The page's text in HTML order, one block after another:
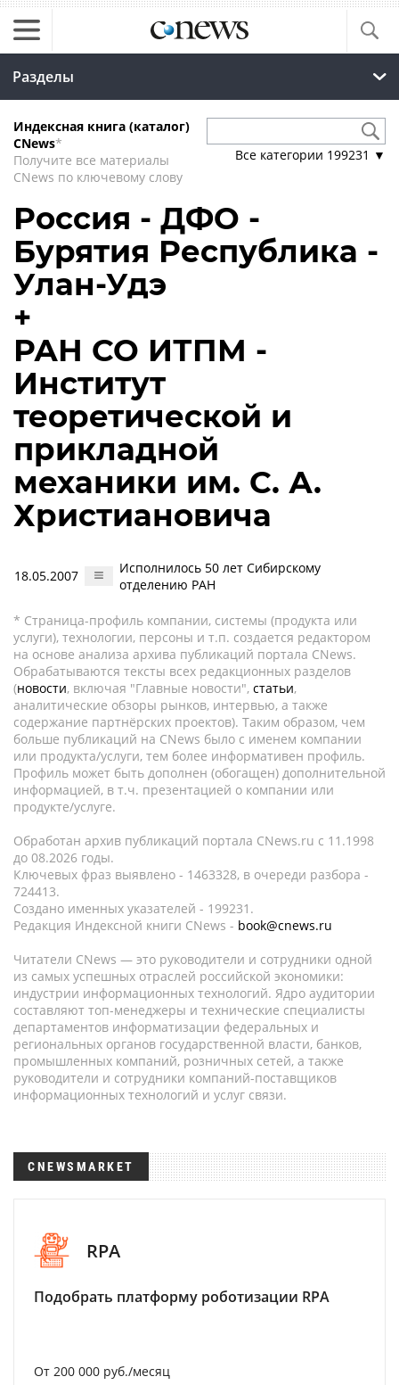
Разделы
Индексная книга (каталог)
CNews*
Получите все материалы
CNews по ключевому слову
Все категории 199231 ▼
Россия - ДФО -
Бурятия Республика -
Улан-Удэ
+
РАН СО ИТПМ -
Институт
теоретической и
прикладной
механики им. С. А.
Христиановича
18.05.2007
Исполнилось 50 лет Сибирскому
отделению РАН
* Страница-профиль компании, системы (продукта или
услуги), технологии, персоны и т.п. создается редактором
на основе анализа архива публикаций портала CNews.
Обрабатываются тексты всех редакционных разделов
(новости, включая "Главные новости", статьи,
аналитические обзоры рынков, интервью, а также
содержание партнёрских проектов). Таким образом, чем
больше публикаций на CNews было с именем компании
или продукта/услуги, тем более информативен профиль.
Профиль может быть дополнен (обогащен) дополнительной
информацией, в т.ч. презентацией о компании или
продукте/услуге.
Обработан архив публикаций портала CNews.ru c 11.1998
до 08.2026 годы.
Ключевых фраз выявлено - 1463328, в очереди разбора -
724413.
Создано именных указателей - 199231.
Редакция Индексной книги CNews - book@cnews.ru
Читатели CNews — это руководители и сотрудники одной
из самых успешных отраслей российской экономики:
индустрии информационных технологий. Ядро аудитории
составляют топ-менеджеры и технические специалисты
департаментов информатизации федеральных и
региональных органов государственной власти, банков,
промышленных компаний, розничных сетей, а также
руководители и сотрудники компаний-поставщиков
информационных технологий и услуг связи.
CNEWSMARKET
RPA
Подобрать платформу роботизации RPA
От 200 000 руб./месяц